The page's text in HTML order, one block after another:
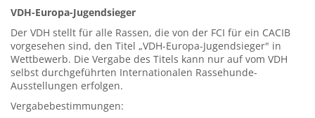
VDH-Europa-Jugendsieger
Der VDH stellt für alle Rassen, die von der FCI für ein CACIB
vorgesehen sind, den Titel „VDH-Europa-Jugendsieger" in
Wettbewerb. Die Vergabe des Titels kann nur auf vom VDH
selbst durchgeführten Internationalen Rassehunde-
Ausstellungen erfolgen.
Vergabebestimmungen: